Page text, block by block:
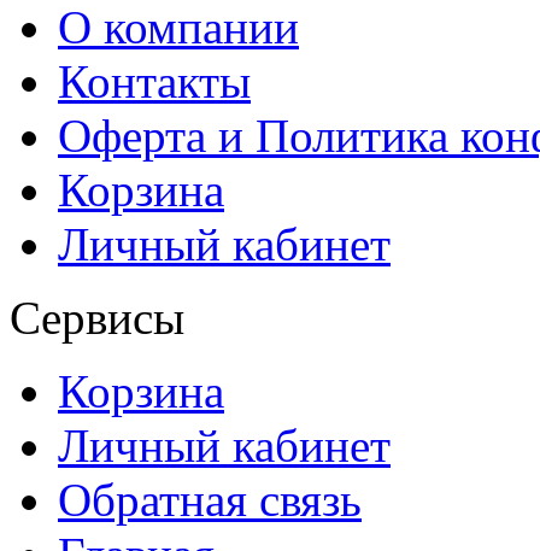
О компании
Контакты
Оферта и Политика
Корзина
Личный кабинет
Сервисы
Корзина
Личный кабинет
Обратная связь